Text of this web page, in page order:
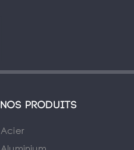
Nos produits
Acier